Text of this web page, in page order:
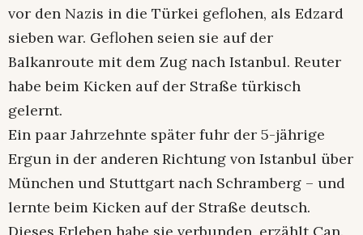
vor den Nazis in die Türkei geflohen, als Edzard
sieben war. Geflohen seien sie auf der
Balkanroute mit dem Zug nach Istanbul. Reuter
habe beim Kicken auf der Straße türkisch
gelernt.
Ein paar Jahrzehnte später fuhr der 5-jährige
Ergun in der anderen Richtung von Istanbul über
München und Stuttgart nach Schramberg – und
lernte beim Kicken auf der Straße deutsch.